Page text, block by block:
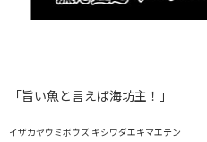
イザカヤウミボウズ キシワダエキマエテン
「旨い魚と言えば海坊主！」